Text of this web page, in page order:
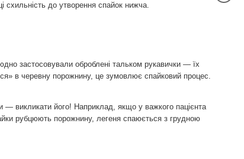
схильність до утворення спайок нижча.
застосовували оброблені тальком рукавички — їх
в черевну порожнину, це зумовлює спайковий процес.
— викликати його! Наприклад, якщо у важкого пацієнта
рубцюють порожнину, легеня спаюється з грудною